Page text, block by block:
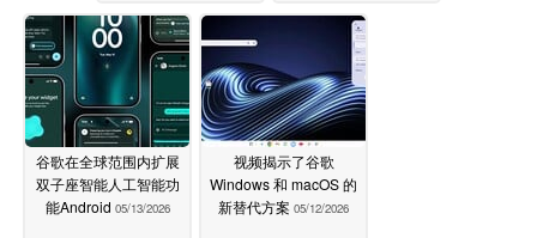
谷歌在全球范围内扩展
双子座智能人工智能功
能Android 05/13/2026
视频揭示了谷歌
Windows 和 macOS 的
新替代方案 05/12/2026